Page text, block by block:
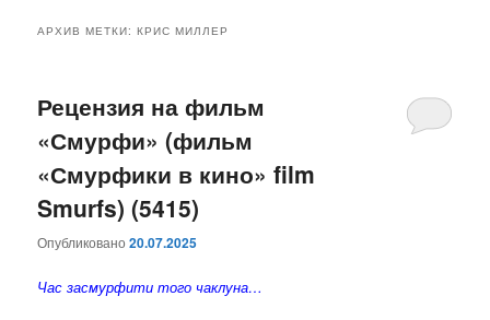
основному
содержимому
дополнительному
содержимому
АРХИВ МЕТКИ:КРИС МИЛЛЕР
Рецензия на фильм
«Смурфи» (фильм
«Смурфики в кино» film
Smurfs) (5415)
Опубликовано20.07.2025
Час засмурфити того чаклуна…